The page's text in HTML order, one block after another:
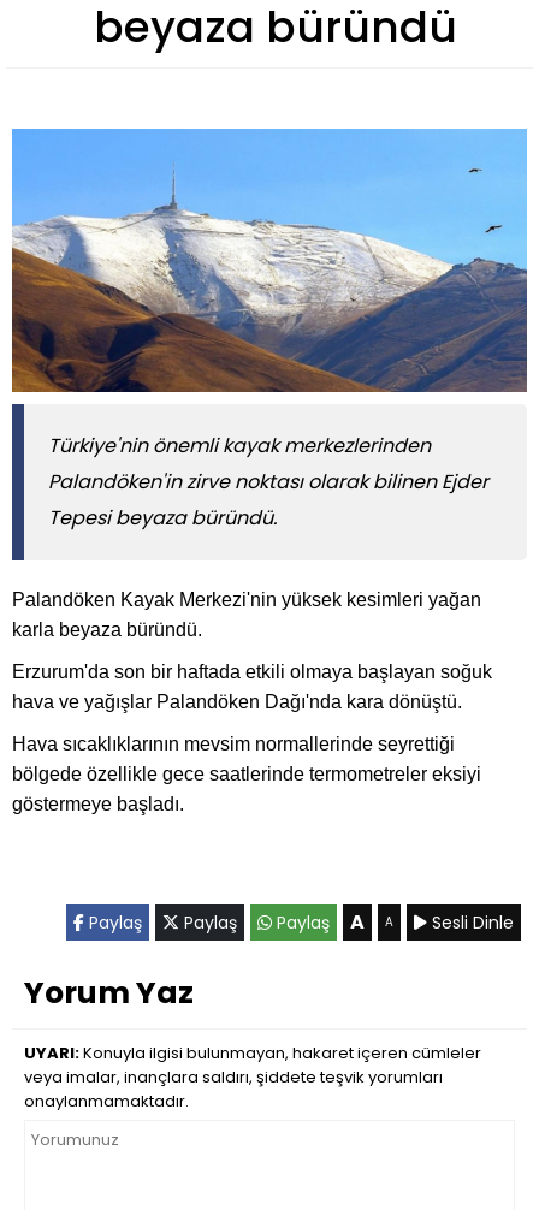
beyaza büründü
Türkiye'nin önemli kayak merkezlerinden
Palandöken'in zirve noktası olarak bilinen Ejder
Tepesi beyaza büründü.
Palandöken Kayak Merkezi'nin yüksek kesimleri yağan
karla beyaza büründü.
Erzurum'da son bir haftada etkili olmaya başlayan soğuk
hava ve yağışlar Palandöken Dağı'nda kara dönüştü.
Hava sıcaklıklarının mevsim normallerinde seyrettiği
bölgede özellikle gece saatlerinde termometreler eksiyi
göstermeye başladı.
Paylaş Paylaş Paylaş A A Sesli Dinle
Yorum Yaz
UYARI:Konuyla ilgisi bulunmayan, hakaret içeren cümleler
veya imalar, inançlara saldırı, şiddete teşvik yorumları
onaylanmamaktadır.